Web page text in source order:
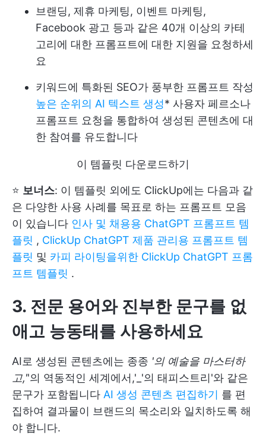
브랜딩, 제휴 마케팅, 이벤트 마케팅,
Facebook 광고 등과 같은 40개 이상의 카테
고리에 대한 프롬프트에 대한 지원을 요청하세
요
키워드에 특화된 SEO가 풍부한 프롬프트 작성
높은 순위의 AI 텍스트 생성* 사용자 페르소나
프롬프트 요청을 통합하여 생성된 콘텐츠에 대
한 참여를 유도합니다
이 템플릿 다운로드하기
⭐️ 보너스: 이 템플릿 외에도 ClickUp에는 다음과 같
은 다양한 사용 사례를 목표로 하는 프롬프트 모음
이 있습니다 인사 및 채용용 ChatGPT 프롬프트 템
플릿 , ClickUp ChatGPT 제품 관리용 프롬프트 템
플릿 및 카피 라이팅을위한 ClickUp ChatGPT 프롬
프트 템플릿 .
3. 전문 용어와 진부한 문구를 없
애고 능동태를 사용하세요
AI로 생성된 콘텐츠에는 종종 '의 예술을 마스터하
고,''의 역동적인 세계에서,'_'의 태피스트리'와 같은
문구가 포함됩니다 AI 생성 콘텐츠 편집하기 를 편
집하여 결과물이 브랜드의 목소리와 일치하도록 해
야 합니다.